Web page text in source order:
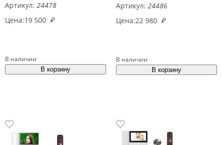
Артикул: 24478
Цена:19 500 ₽
В наличии
Артикул: 24486
Цена:22 980 ₽
В наличии